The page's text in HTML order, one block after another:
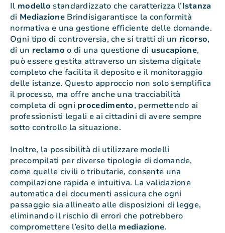
Il modello standardizzato che caratterizza l’Istanza
di MediazioneBrindisigarantisce la conformità
normativa e una gestione efficiente delle domande.
Ogni tipo di controversia, che si tratti di un ricorso,
di un reclamo o di una questione di usucapione,
può essere gestita attraverso un sistema digitale
completo che facilita il deposito e il monitoraggio
delle istanze. Questo approccio non solo semplifica
il processo, ma offre anche una tracciabilità
completa di ogni procedimento, permettendo ai
professionisti legali e ai cittadini di avere sempre
sotto controllo la situazione.
Inoltre, la possibilità di utilizzare modelli
precompilati per diverse tipologie di domande,
come quelle civili o tributarie, consente una
compilazione rapida e intuitiva. La validazione
automatica dei documenti assicura che ogni
passaggio sia allineato alle disposizioni di legge,
eliminando il rischio di errori che potrebbero
compromettere l’esito della mediazione.